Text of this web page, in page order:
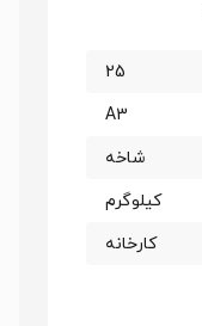
25
A3
شاخه
کیلوگرم
کارخانه